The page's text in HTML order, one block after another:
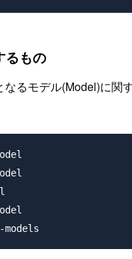
るもの
なるモデル(Model)に関